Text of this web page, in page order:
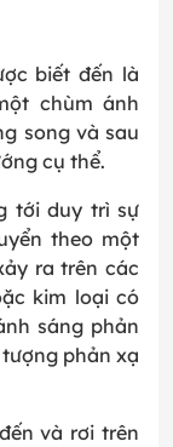
biết đến là
chùm ánh
song và sau
cụ thể.
tới duy trì sự
theo một
ra trên các
kim loại có
sáng phản
phản xạ
và rơi trên